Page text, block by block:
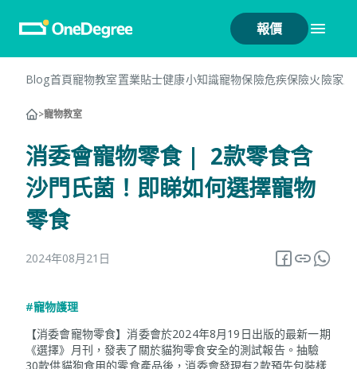
報價
Blog首頁寵物教室置業貼士健康小知識寵物保險危疾保險火險家
>寵物教室
消委會寵物零食 | 2款零食含
沙門氏菌！即睇如何選擇寵物
零食
2024年08月21日
#寵物護理
【消委會寵物零食】消委會於2024年8月19日出版的最新一期
《選擇》月刊，發表了關於貓狗零食安全的測試報告。抽驗
30款供貓狗食用的零食產品後，消委會發現有2款預先包裝樣